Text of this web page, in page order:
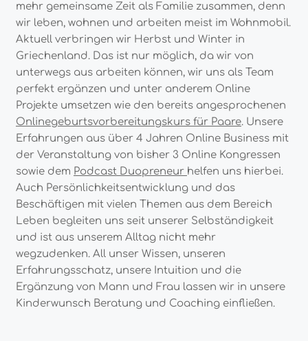
mehr gemeinsame Zeit als Familie zusammen, denn
wir leben, wohnen und arbeiten meist im Wohnmobil.
Aktuell verbringen wir Herbst und Winter in
Griechenland. Das ist nur möglich, da wir von
unterwegs aus arbeiten können, wir uns als Team
perfekt ergänzen und unter anderem Online
Projekte umsetzen wie den bereits angesprochenen
Onlinegeburtsvorbereitungskurs für Paare. Unsere
Erfahrungen aus über 4 Jahren Online Business mit
der Veranstaltung von bisher 3 Online Kongressen
sowie dem Podcast Duopreneur helfen uns hierbei.
Auch Persönlichkeitsentwicklung und das
Beschäftigen mit vielen Themen aus dem Bereich
Leben begleiten uns seit unserer Selbständigkeit
und ist aus unserem Alltag nicht mehr
wegzudenken. All unser Wissen, unseren
Erfahrungsschatz, unsere Intuition und die
Ergänzung von Mann und Frau lassen wir in unsere
Kinderwunsch Beratung und Coaching einfließen.